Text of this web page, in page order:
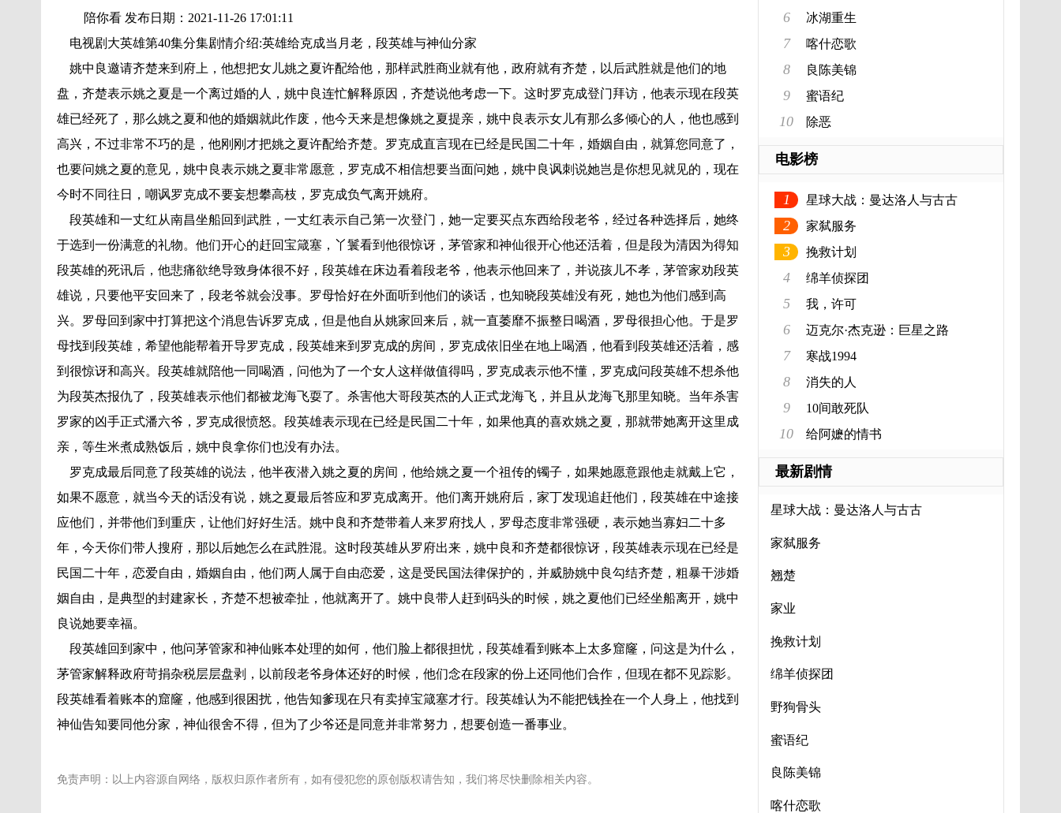
陪你看 发布日期：2021-11-26 17:01:11
电视剧大英雄第40集分集剧情介绍:英雄给克成当月老，段英雄与神仙分家
姚中良邀请齐楚来到府上，他想把女儿姚之夏许配给他，那样武胜商业就有他，政府就有齐楚，以后武胜就是他们的地
盘，齐楚表示姚之夏是一个离过婚的人，姚中良连忙解释原因，齐楚说他考虑一下。这时罗克成登门拜访，他表示现在段英
雄已经死了，那么姚之夏和他的婚姻就此作废，他今天来是想像姚之夏提亲，姚中良表示女儿有那么多倾心的人，他也感到
高兴，不过非常不巧的是，他刚刚才把姚之夏许配给齐楚。罗克成直言现在已经是民国二十年，婚姻自由，就算您同意了，
也要问姚之夏的意见，姚中良表示姚之夏非常愿意，罗克成不相信想要当面问她，姚中良讽刺说她岂是你想见就见的，现在
今时不同往日，嘲讽罗克成不要妄想攀高枝，罗克成负气离开姚府。
段英雄和一丈红从南昌坐船回到武胜，一丈红表示自己第一次登门，她一定要买点东西给段老爷，经过各种选择后，她终
于选到一份满意的礼物。他们开心的赶回宝箴塞，丫鬟看到他很惊讶，茅管家和神仙很开心他还活着，但是段为清因为得知
段英雄的死讯后，他悲痛欲绝导致身体很不好，段英雄在床边看着段老爷，他表示他回来了，并说孩儿不孝，茅管家劝段英
雄说，只要他平安回来了，段老爷就会没事。罗母恰好在外面听到他们的谈话，也知晓段英雄没有死，她也为他们感到高
兴。罗母回到家中打算把这个消息告诉罗克成，但是他自从姚家回来后，就一直萎靡不振整日喝酒，罗母很担心他。于是罗
母找到段英雄，希望他能帮着开导罗克成，段英雄来到罗克成的房间，罗克成依旧坐在地上喝酒，他看到段英雄还活着，感
到很惊讶和高兴。段英雄就陪他一同喝酒，问他为了一个女人这样做值得吗，罗克成表示他不懂，罗克成问段英雄不想杀他
为段英杰报仇了，段英雄表示他们都被龙海飞耍了。杀害他大哥段英杰的人正式龙海飞，并且从龙海飞那里知晓。当年杀害
罗家的凶手正式潘六爷，罗克成很愤怒。段英雄表示现在已经是民国二十年，如果他真的喜欢姚之夏，那就带她离开这里成
亲，等生米煮成熟饭后，姚中良拿你们也没有办法。
罗克成最后同意了段英雄的说法，他半夜潜入姚之夏的房间，他给姚之夏一个祖传的镯子，如果她愿意跟他走就戴上它，
如果不愿意，就当今天的话没有说，姚之夏最后答应和罗克成离开。他们离开姚府后，家丁发现追赶他们，段英雄在中途接
应他们，并带他们到重庆，让他们好好生活。姚中良和齐楚带着人来罗府找人，罗母态度非常强硬，表示她当寡妇二十多
年，今天你们带人搜府，那以后她怎么在武胜混。这时段英雄从罗府出来，姚中良和齐楚都很惊讶，段英雄表示现在已经是
民国二十年，恋爱自由，婚姻自由，他们两人属于自由恋爱，这是受民国法律保护的，并威胁姚中良勾结齐楚，粗暴干涉婚
姻自由，是典型的封建家长，齐楚不想被牵扯，他就离开了。姚中良带人赶到码头的时候，姚之夏他们已经坐船离开，姚中
良说她要幸福。
段英雄回到家中，他问茅管家和神仙账本处理的如何，他们脸上都很担忧，段英雄看到账本上太多窟窿，问这是为什么，
茅管家解释政府苛捐杂税层层盘剥，以前段老爷身体还好的时候，他们念在段家的份上还同他们合作，但现在都不见踪影。
段英雄看着账本的窟窿，他感到很困扰，他告知爹现在只有卖掉宝箴塞才行。段英雄认为不能把钱拴在一个人身上，他找到
神仙告知要同他分家，神仙很舍不得，但为了少爷还是同意并非常努力，想要创造一番事业。
免责声明：以上内容源自网络，版权归原作者所有，如有侵犯您的原创版权请告知，我们将尽快删除相关内容。
6 冰湖重生
7 喀什恋歌
8 良陈美锦
9 蜜语纪
10 除恶
电影榜
1 星球大战：曼达洛人与古古
2 家弑服务
3 挽救计划
4 绵羊侦探团
5 我，许可
6 迈克尔·杰克逊：巨星之路
7 寒战1994
8 消失的人
9 10间敢死队
10 给阿嬷的情书
最新剧情
星球大战：曼达洛人与古古
家弑服务
翘楚
家业
挽救计划
绵羊侦探团
野狗骨头
蜜语纪
良陈美锦
喀什恋歌